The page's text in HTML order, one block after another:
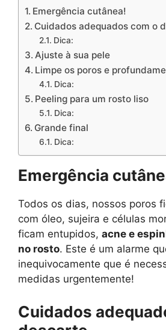
Emergência cutânea!
Cuidados adequados com o
Dica:
Ajuste à sua pele
Limpe os poros e
Dica:
Peeling para um rosto liso
Dica:
Grande final
Dica:
Emergência
Todos os dias, nossos poros
com óleo, sujeira e células
ficam entupidos, acne e
no rosto. Este é um alarme
inequivocamente que é
medidas urgentemente!
Cuidados